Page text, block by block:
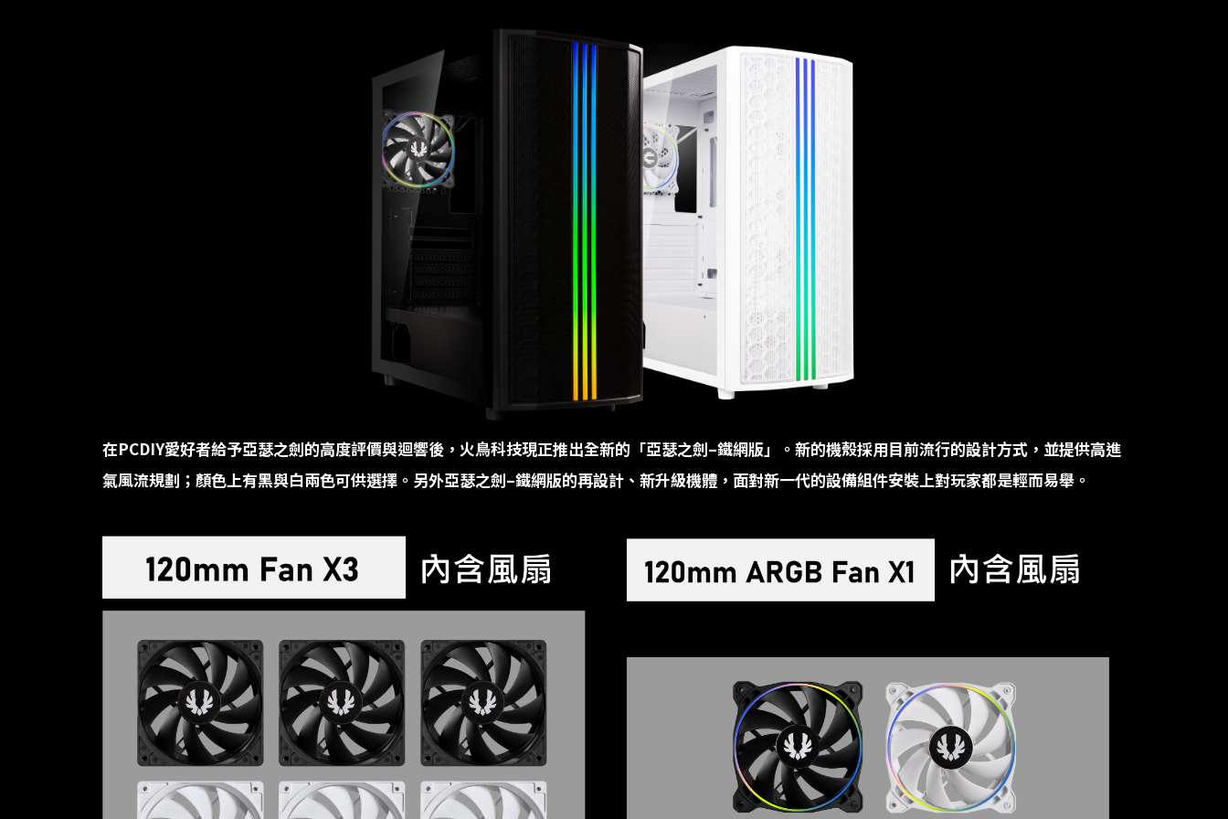
在PCDIY愛好者給予亞瑟之劍的高度評價與迴響後，火鳥科技現正推出全新的「亞瑟之劍–鐵網版」。新的機殼採用目前流行的設計方式，並提供高進
氣風流規劃；顏色上有黑與白兩色可供選擇。另外亞瑟之劍–鐵網版的再設計、新升級機體，面對新一代的設備組件安裝上對玩家都是輕而易舉。